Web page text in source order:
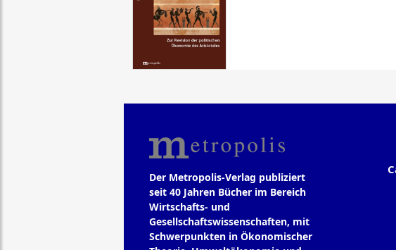
Der Metropolis-Verlag publiziert
seit 40 Jahren Bücher im Bereich
Wirtschafts- und
Gesellschaftswissenschaften, mit
Schwerpunkten in Ökonomischer